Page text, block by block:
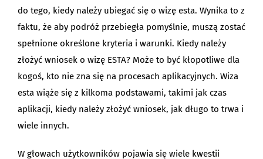
do tego, kiedy należy ubiegać się o wizę esta. Wynika to z
faktu, że aby podróż przebiegła pomyślnie, muszą zostać
spełnione określone kryteria i warunki. Kiedy należy
złożyć wniosek o wizę ESTA? Może to być kłopotliwe dla
kogoś, kto nie zna się na procesach aplikacyjnych. Wiza
esta wiąże się z kilkoma podstawami, takimi jak czas
aplikacji, kiedy należy złożyć wniosek, jak długo to trwa i
wiele innych.
W głowach użytkowników pojawia się wiele kwestii